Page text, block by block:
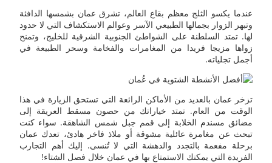
عندما يكسو الثلج معظم بقاع العالم، تشرق عمان بشمسها الدافئة
وتبهر الزوار بجمالها الطبيعي الآسر وعوالم الاستكشاف التي لا حدود
لها. تمتد السلطنة على الشواطئ الجنوبية الشرقية للخليج، وتمنح
زواها مزيجا فريدا من المغامرات والفخامة وسحر الطبيعة في
أجمل تجلياته.
تزخر عمان بالعديد من الأماكن الرائعة التي تستحق الزيارة في هذا
الوقت من العام. تمتد خياراتك من حصون مسقط العريقة إلى
مضائق مسندم الخلابة إلى قمم جبل شمس الشاهقة. سواء كنت
تبحث عن مغامرة عائلية مشوقة أو ملاذ فاخر هادئ، تعدك عمان
برحلة مفعمة بالتجدد والدهشة التي لا تُنسى. إليك أهم التجارب
الفريدة التي يمكنك الاستمتاع بها في عمان خلال فصل الشتاء!